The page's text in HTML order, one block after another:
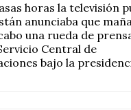
horas la televisión
anunciaba que
una rueda de
Central de
bajo la